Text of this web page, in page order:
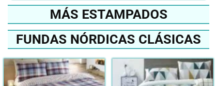
MÁS ESTAMPADOS
FUNDAS NÓRDICAS CLÁSICAS